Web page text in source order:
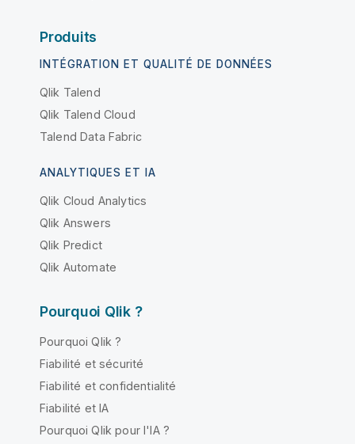
Produits
INTÉGRATION ET QUALITÉ DE DONNÉES
Qlik Talend
Qlik Talend Cloud
Talend Data Fabric
ANALYTIQUES ET IA
Qlik Cloud Analytics
Qlik Answers
Qlik Predict
Qlik Automate
Pourquoi Qlik ?
Pourquoi Qlik ?
Fiabilité et sécurité
Fiabilité et confidentialité
Fiabilité et IA
Pourquoi Qlik pour l'IA ?